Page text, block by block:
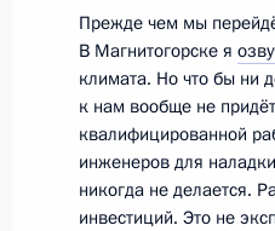
5
5 августа
Прежде чем мы
В Магнитогорске я
климата. Но что бы ни
к нам вообще не
квалифицированной
инженеров для
никогда не делается.
инвестиций. Это не